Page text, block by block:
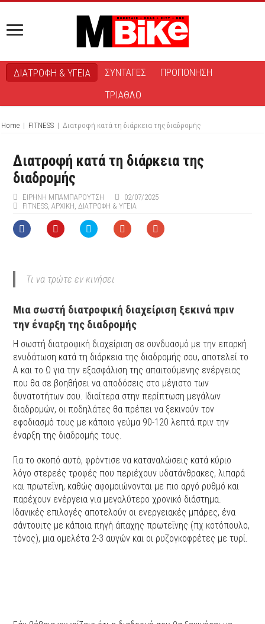
ΔΙΑΤΡΟΦΗ & ΥΓΕΙΑ ΣΥΝΤΑΓΕΣ
ΠΡΟΠΟΝΗΣΗ
ΤΡΙΑΘΛΟ
Home | FITNESS | Διατροφή κατά τη διάρκεια της διαδρομής
Διατροφή κατά τη διάρκεια της
διαδρομής
ΕΙΡΉΝΗ ΜΠΑΜΠΑΡΟΎΤΣΗ
02/07/2025
FITNESS ,ΑΡΧΙΚΉ ΔΙΑΤΡΟΦΗ & ΥΓΕΙΑ
Τι να τρώτε εν κινήσει
Μια σωστή διατροφική διαχείριση ξεκινά πριν
την έναρξη της διαδρομής
Η σωστή διατροφική διαχείριση σε συνδυασμό με την επαρκή
ενυδάτωση κατά τη διάρκεια της διαδρομής σου, αποτελεί το
Α και το Ω για την εξασφάλιση της απαιτούμενης ενέργειας
που θα σε βοηθήσει να αποδόσεις στο μέγιστο των
δυνατοτήτων σου. Ιδιαίτερα στην περίπτωση μεγάλων
διαδρομών, οι ποδηλάτες θα πρέπει να ξεκινούν τον
εφοδιασμό τους με κάποιο γεύμα 90-120 λεπτά πριν την
έναρξη της διαδρομής τους.
Για το σκοπό αυτό, φρόντισε να καταναλώσεις κατά κύριο
λόγο στερεές τροφές που περιέχουν υδατάνθρακες, λιπαρά
και πρωτεΐνη, καθώς αφομοιώνονται με πιο αργό ρυθμό και
παρέχουν ενέργεια για μεγαλύτερο χρονικό διάστημα.
Ιδανικές επιλογές αποτελούν οι ενεργειακές μπάρες, ένα
σάντουιτς με κάποια πηγή άπαχης πρωτεΐνης (πχ κοτόπουλο,
τόνος), μια ομελέτα 2-3 αυγών και οι ρυζογκοφρέτες με τυρί.